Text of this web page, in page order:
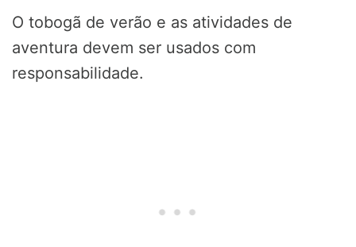
O tobogã de verão e as atividades de
aventura devem ser usados com
responsabilidade.